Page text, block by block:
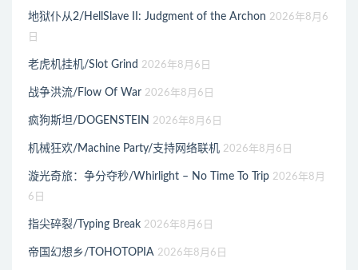
地狱仆从2/HellSlave II: Judgment of the Archon 2026年8月6
日
老虎机挂机/Slot Grind 2026年8月6日
战争洪流/Flow Of War 2026年8月6日
疯狗斯坦/DOGENSTEIN 2026年8月6日
机械狂欢/Machine Party/支持网络联机 2026年8月6日
漩光奇旅：争分夺秒/Whirlight – No Time To Trip 2026年8月
6日
指尖碎裂/Typing Break 2026年8月6日
帝国幻想乡/TOHOTOPIA 2026年8月6日